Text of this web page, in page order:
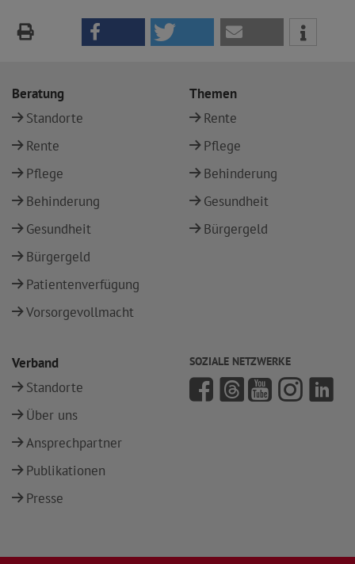
Beratung
Standorte
Rente
Pflege
Behinderung
Gesundheit
Bürgergeld
Patientenverfügung
Vorsorgevollmacht
Themen
Rente
Pflege
Behinderung
Gesundheit
Bürgergeld
Verband
Standorte
Über uns
Ansprechpartner
Publikationen
Presse
SOZIALE NETZWERKE